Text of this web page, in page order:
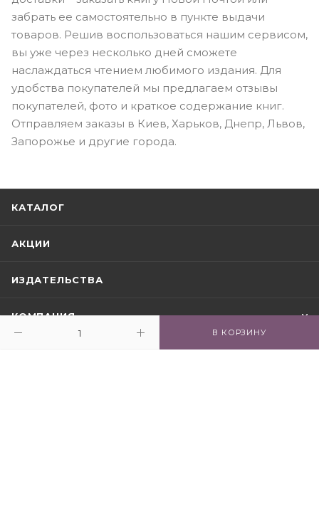
В КОРЗИНУ
забрать ее самостоятельно в пункте выдачи
товаров. Решив воспользоваться нашим сервисом,
вы уже через несколько дней сможете
наслаждаться чтением любимого издания. Для
удобства покупателей мы предлагаем отзывы
покупателей, фото и краткое содержание книг.
Отправляем заказы в Киев, Харьков, Днепр, Львов,
Запорожье и другие города.
КАТАЛОГ
АКЦИИ
ИЗДАТЕЛЬСТВА
КОМПАНИЯ